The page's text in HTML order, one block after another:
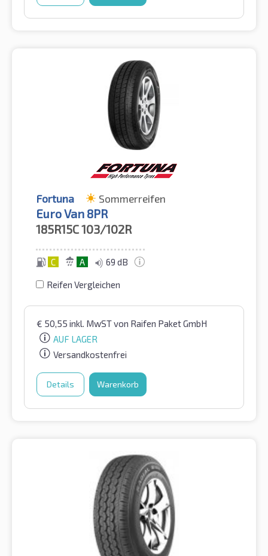
Fortuna Sommerreifen
Euro Van 8PR
185R15C103/102R
C A 69 dB
Reifen Vergleichen
€ 50,55 inkl. MwSTvon Raifen Paket GmbH
AUF LAGER
Versandkostenfrei
Details Warenkorb